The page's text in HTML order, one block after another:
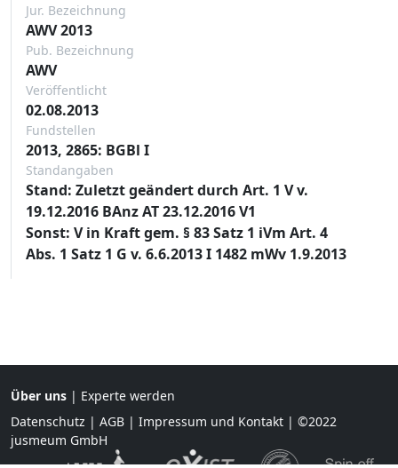
Jur. Bezeichnung
AWV 2013
Pub. Bezeichnung
AWV
Veröffentlicht
02.08.2013
Fundstellen
2013, 2865: BGBl I
Standangaben
Stand: Zuletzt geändert durch Art. 1 V v.
19.12.2016 BAnz AT 23.12.2016 V1
Sonst: V in Kraft gem. § 83 Satz 1 iVm Art. 4
Abs. 1 Satz 1 G v. 6.6.2013 I 1482 mWv 1.9.2013
Über uns | Experte werden
Datenschutz | AGB | Impressum und Kontakt | ©2022
jusmeum GmbH